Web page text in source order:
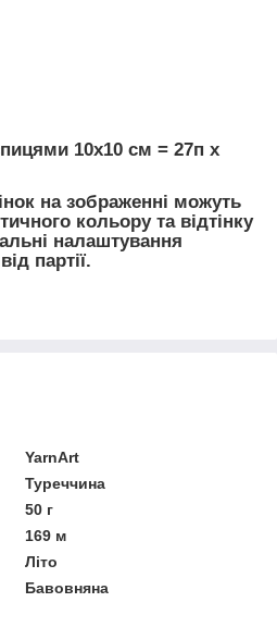
10х10 см = 27п х
на зображенні можуть
кольору та відтінку
налаштування
партії.
YarnArt
Туреччина
50 г
169 м
Літо
Бавовняна